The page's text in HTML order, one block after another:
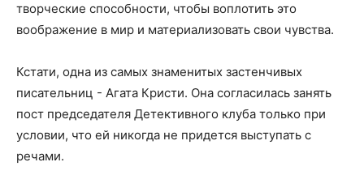
творческие способности, чтобы воплотить это
воображение в мир и материализовать свои чувства.
Кстати, одна из самых знаменитых застенчивых
писательниц - Агата Кристи. Она согласилась занять
пост председателя Детективного клуба только при
условии, что ей никогда не придется выступать с
речами.